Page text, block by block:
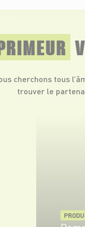
cherchons tous
trouver le